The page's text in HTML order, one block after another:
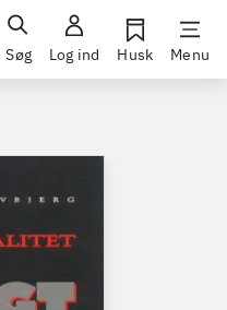
Søg Log ind Husk Menu